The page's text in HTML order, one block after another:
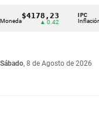
$4178,23
▲ 0.42 Inflación anual
Sábado, 8 de Agosto de 2026